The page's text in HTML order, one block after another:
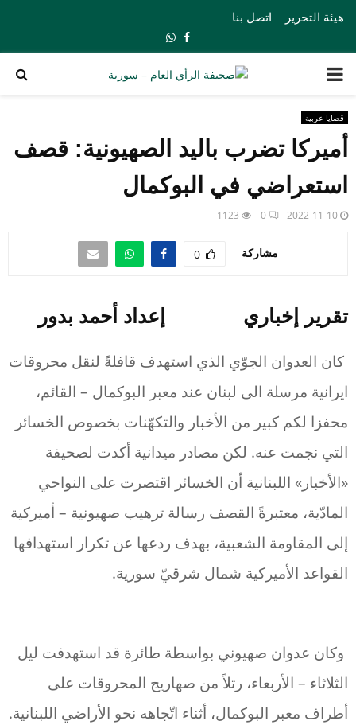
هيئة التحرير اتصل بنا
Facebook
Whatsapp
PRIMARY
MENU
قضايا عربية
أميركا تضرب باليد الصهيونية: قصف
استعراضي في البوكمال
2022-11-10
0
1123
مشاركة 0
تقرير إخباري إعداد أحمد بدور
كان العدوان الجوّي الذي استهدف قافلةً لنقل محروقات
ايرانية مرسلة الى لبنان عند معبر البوكمال – القائم،
محفزا لكم كبير من الأخبار والتكهّنات بخصوص الخسائر
التي نجمت عنه. لكن مصادر ميدانية أكدت لصحيفة
«الأخبار» اللبنانية أن الخسائر اقتصرت على النواحي
المادّية، معتبرةً القصف رسالة ترهيب صهيونية – أميركية
إلى المقاومة الشعبية، بهدف ردعها عن تكرار استهدافها
القواعد الأميركية شمال شرقيّ سورية.
وكان عدوان صهيوني بواسطة طائرة قد استهدفت ليل
الثلاثاء – الأربعاء، رتلاً من صهاريج المحروقات على
أطراف معبر البوكمال، أثناء اتّجاهه نحو الأراضي اللبنانية.